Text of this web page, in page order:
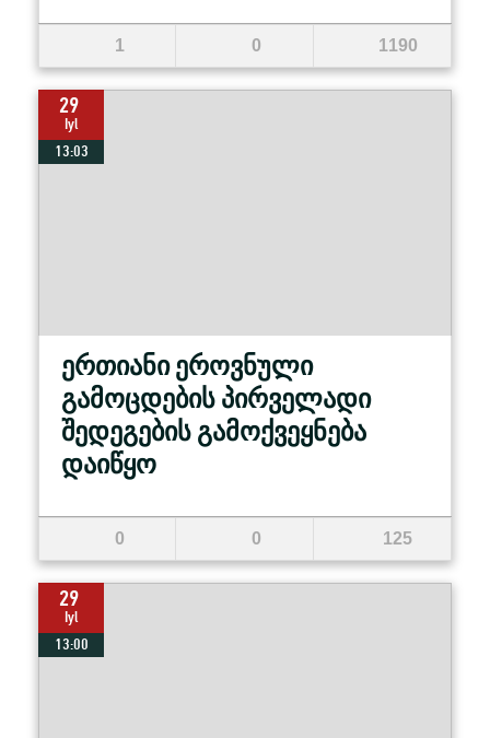
1 0 1190
29
Iyl
13:03
ერთიანი ეროვნული
გამოცდების პირველადი
შედეგების გამოქვეყნება
დაიწყო
0 0 125
29
Iyl
13:00